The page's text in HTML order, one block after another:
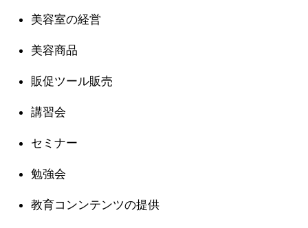
美容室の経営
美容商品
販促ツール販売
講習会
セミナー
勉強会
教育コンンテンツの提供